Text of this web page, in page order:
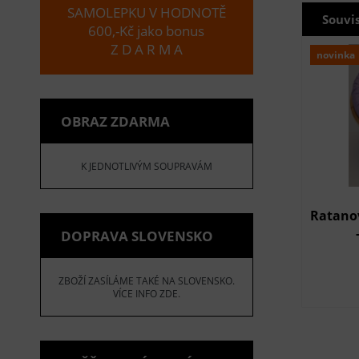
SAMOLEPKU V HODNOTĚ
600,-Kč jako bonus
Z D A R M A
OBRAZ ZDARMA
K JEDNOTLIVÝM SOUPRAVÁM
DOPRAVA SLOVENSKO
ZBOŽÍ ZASÍLÁME TAKÉ NA SLOVENSKO.
VÍCE INFO ZDE.
novinka